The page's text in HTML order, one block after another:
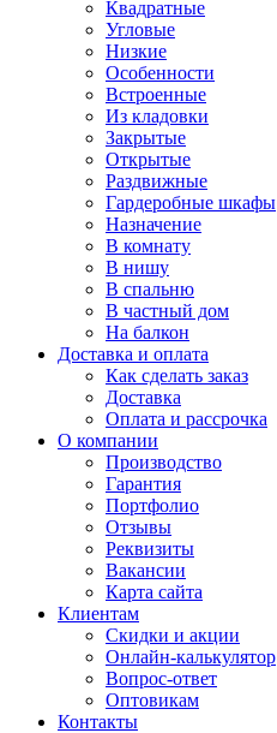
Квадратные
Угловые
Низкие
Особенности
Встроенные
Из кладовки
Закрытые
Открытые
Раздвижные
Гардеробные шкафы
Назначение
В комнату
В нишу
В спальню
В частный дом
На балкон
Доставка и оплата
Как сделать заказ
Доставка
Оплата и рассрочка
О компании
Производство
Гарантия
Портфолио
Отзывы
Реквизиты
Вакансии
Карта сайта
Клиентам
Скидки и акции
Онлайн-калькулятор
Вопрос-ответ
Оптовикам
Контакты